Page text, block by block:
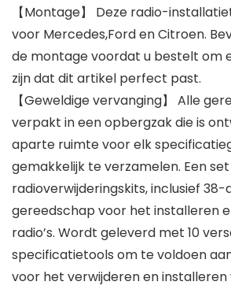
【Montage】 Deze radio-
voor Mercedes,Ford en Citroen.
de montage voordat u bestelt om
zijn dat dit artikel perfect past.
【Geweldige vervanging】 Alle
verpakt in een opbergzak die is
aparte ruimte voor elk
gemakkelijk te verzamelen. Een
radioverwijderingskits, inclusief 38-
gereedschap voor het installeren
radio’s. Wordt geleverd met 10
specificatietools om te voldoen
voor het verwijderen en installeren